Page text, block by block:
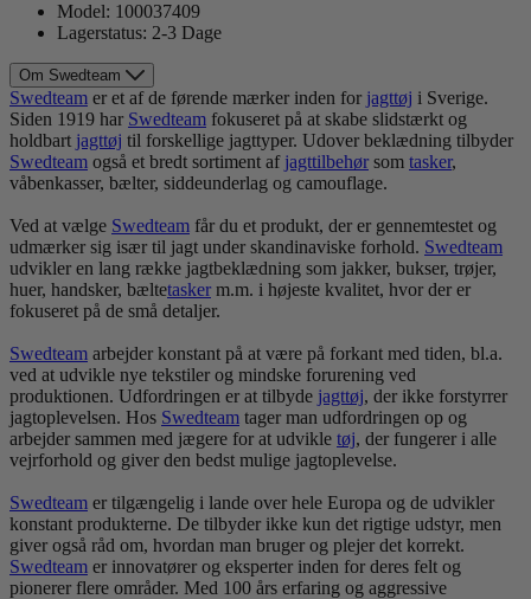
Model: 100037409
Lagerstatus: 2-3 Dage
Om Swedteam
Swedteam er et af de førende mærker inden for jagttøj i Sverige.
Siden 1919 har Swedteam fokuseret på at skabe slidstærkt og
holdbart jagttøj til forskellige jagttyper. Udover beklædning tilbyder
Swedteam også et bredt sortiment af jagttilbehør som tasker,
våbenkasser, bælter, siddeunderlag og camouflage.
Ved at vælge Swedteam får du et produkt, der er gennemtestet og
udmærker sig især til jagt under skandinaviske forhold. Swedteam
udvikler en lang række jagtbeklædning som jakker, bukser, trøjer,
huer, handsker, bæltetasker m.m. i højeste kvalitet, hvor der er
fokuseret på de små detaljer.
Swedteam arbejder konstant på at være på forkant med tiden, bl.a.
ved at udvikle nye tekstiler og mindske forurening ved
produktionen. Udfordringen er at tilbyde jagttøj, der ikke forstyrrer
jagtoplevelsen. Hos Swedteam tager man udfordringen op og
arbejder sammen med jægere for at udvikle tøj, der fungerer i alle
vejrforhold og giver den bedst mulige jagtoplevelse.
Swedteam er tilgængelig i lande over hele Europa og de udvikler
konstant produkterne. De tilbyder ikke kun det rigtige udstyr, men
giver også råd om, hvordan man bruger og plejer det korrekt.
Swedteam er innovatører og eksperter inden for deres felt og
pionerer flere områder. Med 100 års erfaring og aggressive